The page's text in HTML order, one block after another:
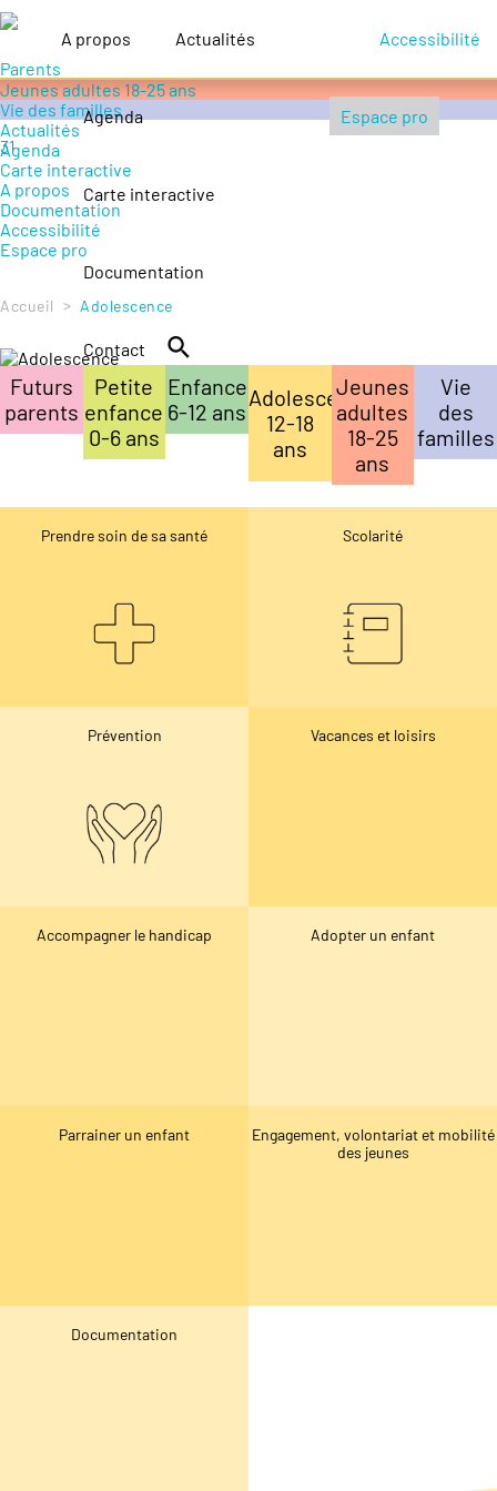
A propos Actualités
Agenda
Carte interactive
Documentation
Contact
Accessibilité
Espace pro
Accompagner le handicap
Petite enfance 0-6 ans
Enfance 6-12 ans
Adolescence 12-18 ans
Jeunes adultes 18-25 ans
Vie des familles
Actualités
Agenda
Carte interactive
A propos
Documentation
Accessibilité
Espace pro
Accueil > Adolescence
Futurs
parents
Petite
enfance
0-6 ans
Enfance
6-12 ans
Adolescence
12-18
ans
Jeunes
adultes
18-25
ans
Vie
des
familles
Prendre soin de sa santé Scolarité
Prévention Vacances et loisirs
Accompagner le handicap Adopter un enfant
Parrainer un enfant
Engagement, volontariat et mobilité
des jeunes
Documentation